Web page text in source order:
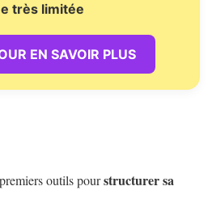
très limitée
EN SAVOIR PLUS
outils pourstructurer sa